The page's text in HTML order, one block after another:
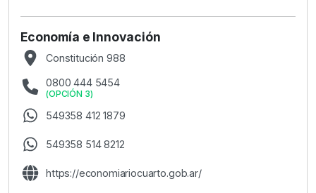
Economía e Innovación
Constitución 988
0800 444 5454
(OPCIÓN 3)
549358 412 1879
549358 514 8212
https://economiariocuarto.gob.ar/